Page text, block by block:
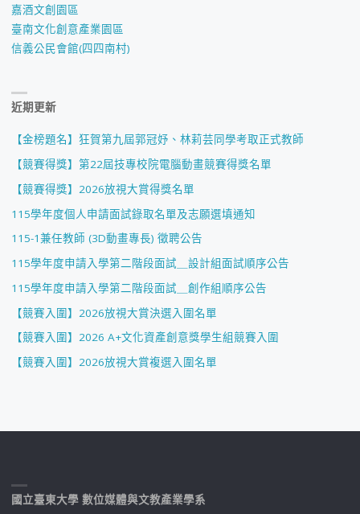
嘉酒文創園區
臺南文化創意產業園區
信義公民會館(四四南村)
近期更新
【金榜題名】狂賀第九屆郭冠妤、林莉芸同學考取正式教師
【競賽得獎】第22屆技專校院電腦動畫競賽得獎名單
【競賽得獎】2026放視大賞得獎名單
115學年度個人申請面試錄取名單及志願選填通知
115-1兼任教師 (3D動畫專長) 徵聘公告
115學年度申請入學第二階段面試＿設計組面試順序公告
115學年度申請入學第二階段面試＿創作組順序公告
【競賽入圍】2026放視大賞決選入圍名單
【競賽入圍】2026 A+文化資產創意獎學生組競賽入圍
【競賽入圍】2026放視大賞複選入圍名單
國立臺東大學 數位媒體與文教產業學系